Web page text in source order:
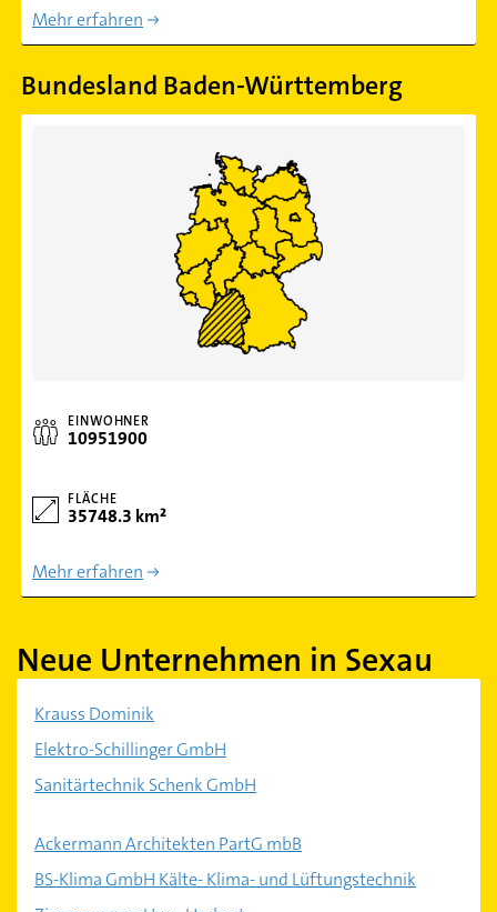
Mehr erfahren
Bundesland Baden-Württemberg
EINWOHNER
10951900
FLÄCHE
35748.3 km²
Mehr erfahren
Neue Unternehmen in Sexau
Krauss Dominik
Elektro-Schillinger GmbH
Sanitärtechnik Schenk GmbH
Ackermann Architekten PartG mbB
BS-Klima GmbH Kälte- Klima- und Lüftungstechnik